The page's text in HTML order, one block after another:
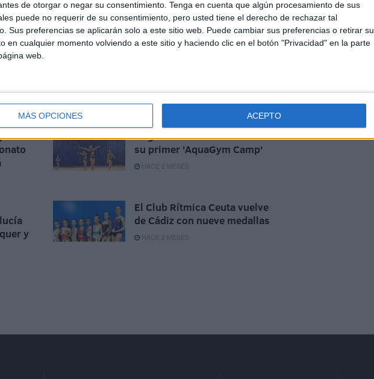
de otorgar o negar su consentimiento. Tenga en cuenta que algún procesamiento de sus
puede no requerir de su consentimiento, pero usted tiene el derecho de rechazar tal
Sus preferencias se aplicarán solo a este sitio web. Puede cambiar sus preferencias o retirar su
en cualquier momento volviendo a este sitio y haciendo clic en el botón "Privacidad" en la parte
web.
MÁS OPCIONES ACEPTO
La gimnasia rítmica ceutí
Andalucía Precopa
HACE 2 MESES
La gimnasia rítmica ofrece
su primer 'AquaGym Camp'
HACE 2 MESES
y
El Club Rítmica Ceuta vuelve
de Cádiz con nueve medallas
HACE 2 MESES